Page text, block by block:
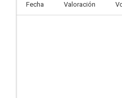
Fecha Valoración